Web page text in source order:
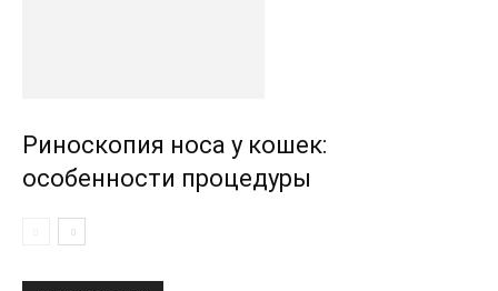
Риноскопия носа у кошек:
особенности процедуры